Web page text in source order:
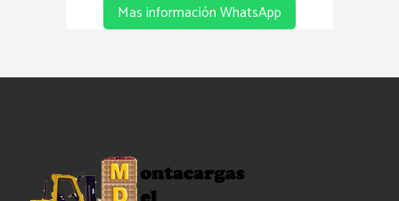
was:
is:
Mas información WhatsApp